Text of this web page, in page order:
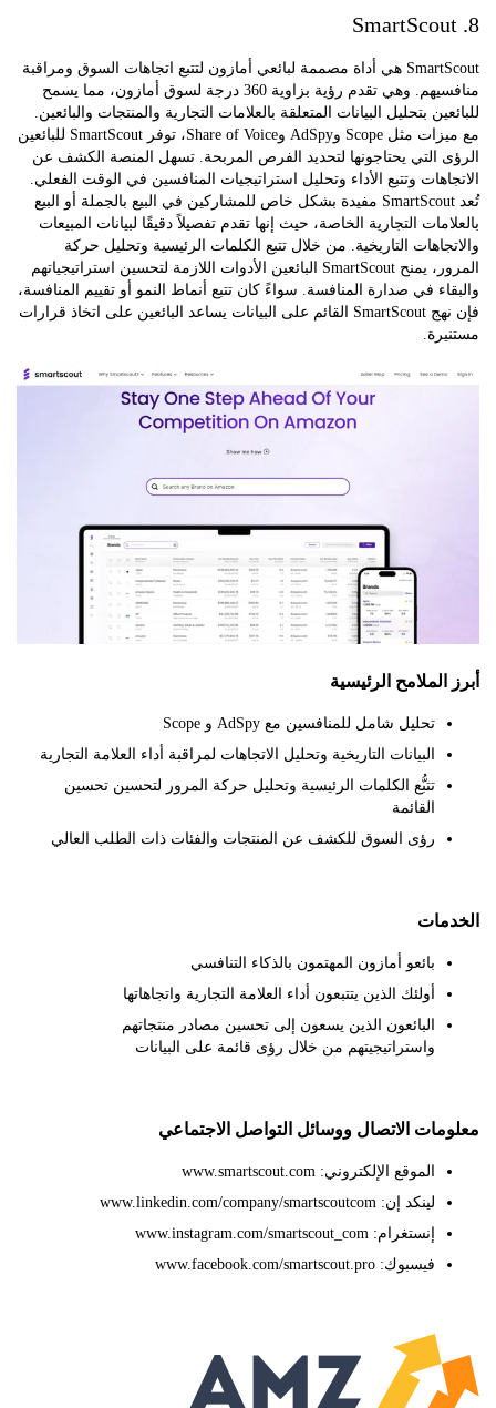
SmartScout هي أداة مصممة لبائعي أمازون لتتبع اتجاهات السوق ومراقبة
منافسيهم. وهي تقدم رؤية بزاوية 360 درجة لسوق أمازون، مما يسمح
بتحليل البيانات المتعلقة بالعلامات التجارية والمنتجات والبائعين.
مع ميزات مثل Scope وAdSpy وShare of Voice، توفر SmartScout للبائعين
التي يحتاجونها لتحديد الفرص المربحة. تسهل المنصة الكشف عن
وتتبع الأداء وتحليل استراتيجيات المنافسين في الوقت الفعلي.
تُعد SmartScout مفيدة بشكل خاص للمشاركين في البيع بالجملة أو البيع
التجارية الخاصة، حيث إنها تقدم تفصيلاً دقيقًا لبيانات المبيعات
التاريخية. من خلال تتبع الكلمات الرئيسية وتحليل حركة
المرور، يمنح SmartScout البائعين الأدوات اللازمة لتحسين استراتيجياتهم
في صدارة المنافسة. سواءً كان تتبع أنماط النمو أو تقييم المنافسة،
فإن نهج SmartScout القائم على البيانات يساعد البائعين على اتخاذ قرارات
الرئيسية
تحليل شامل للمنافسين مع AdSpy و Scope
البيانات التاريخية وتحليل الاتجاهات لمراقبة أداء العلامة التجارية
تتبُّع الكلمات الرئيسية وتحليل حركة المرور لتحسين تحسين
رؤى السوق للكشف عن المنتجات والفئات ذات الطلب العالي
بائعو أمازون المهتمون بالذكاء التنافسي
أولئك الذين يتتبعون أداء العلامة التجارية واتجاهاتها
البائعون الذين يسعون إلى تحسين مصادر منتجاتهم
واستراتيجيتهم من خلال رؤى قائمة على البيانات
الاتصال ووسائل التواصل الاجتماعي
الموقع الإلكتروني: www.smartscout.com
لينكد إن: www.linkedin.com/company/smartscoutcom
إنستغرام: www.instagram.com/smartscout_com
فيسبوك: www.facebook.com/smartscout.pro